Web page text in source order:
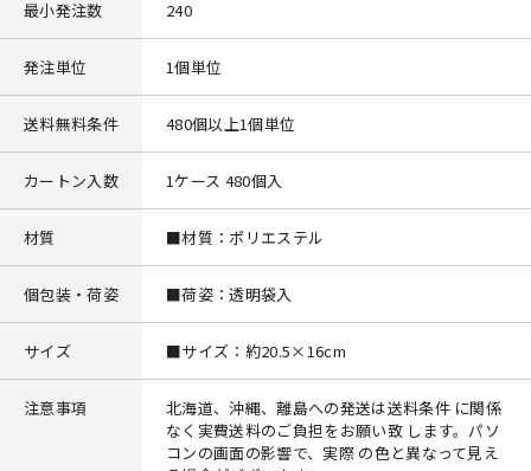
最小発注数 240
発注単位 1個単位
送料無料条件 480個以上1個単位
カートン入数 1ケース 480個入
材質 ■材質：ポリエステル
個包装・荷姿 ■荷姿：透明袋入
サイズ ■サイズ：約20.5×16cm
注意事項
北海道、沖縄、離島への発送は送料条件 に関係
なく実費送料のご負担をお願い致 します。パソ
コンの画面の影響で、実際 の色と異なって見え